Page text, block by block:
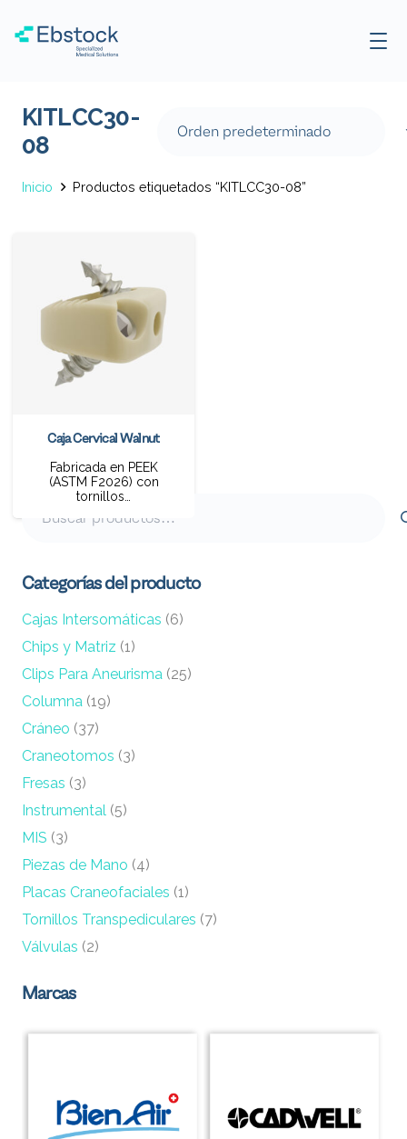
KITLCC30-
08
Inicio Productos etiquetados “KITLCC30-08”
Caja Cervical Walnut
Fabricada en PEEK
(ASTM F2026) con
tornillos…
Categorías del producto
Cajas Intersomáticas (6)
Chips y Matriz (1)
Clips Para Aneurisma (25)
Columna (19)
Cráneo (37)
Craneotomos (3)
Fresas (3)
Instrumental (5)
MIS (3)
Piezas de Mano (4)
Placas Craneofaciales (1)
Tornillos Transpediculares (7)
Válvulas (2)
Marcas